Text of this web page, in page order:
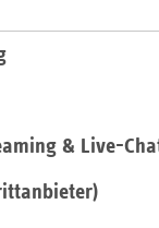
& Live-
der
grundsätzlicher
für das operative
so kann der LKA
der Mitgliedskassen
mit